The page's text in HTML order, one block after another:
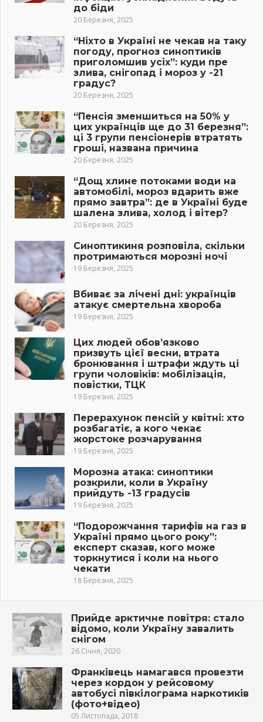
до біди
20 Березня, 2025
“Ніхто в Україні не чекав на таку
погоду, прогноз синоптиків
приголомшив усіх”: куди пре
злива, снігопад і мороз у -21
градус?
20 Березня, 2025
“Пенсія зменшиться на 50% у
цих українців ще до 31 березня”:
ці 3 групи пенсіонерів втратять
гроші, названа причина
20 Березня, 2025
“Дощ хлине потоками води на
автомобілі, мороз вдарить вже
прямо завтра”: де в Україні буде
шалена злива, холод і вітер?
20 Березня, 2025
Синоптикиня розповіла, скільки
протримаються морозні ночі
19 Березня, 2025
Вбиває за лічені дні: українців
атакує смертельна хвороба
19 Березня, 2025
Цих людей обов’язково
призвуть цієї весни, втрата
бронювання і штрафи ждуть ці
групи чоловіків: мобілізація,
повістки, ТЦК
19 Березня, 2025
Перерахунок пенсій у квітні: хто
розбагатіє, а кого чекає
жорстоке розчарування
19 Березня, 2025
Морозна атака: синоптики
розкрили, коли в Україну
прийдуть -13 градусів
19 Березня, 2025
“Подорожчання тарифів на газ в
Україні прямо цього року”:
експерт сказав, кого може
торкнутися і коли на нього
чекати
18 Березня, 2025
Прийде арктичне повітря: стало
відомо, коли Україну завалить
снігом
26 Січня, 2020
Франківець намагався провезти
через кордон у рейсовому
автобусі півкілограма наркотиків
(фото+відео)
05 Листопада, 2018